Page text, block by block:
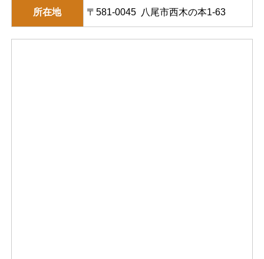
所在地 〒581-0045 八尾市西木の本1-63